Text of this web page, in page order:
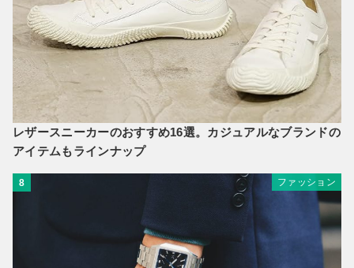
レザースニーカーのおすすめ16選。カジュアルなブランドの
アイテムもラインナップ
8 ファッション